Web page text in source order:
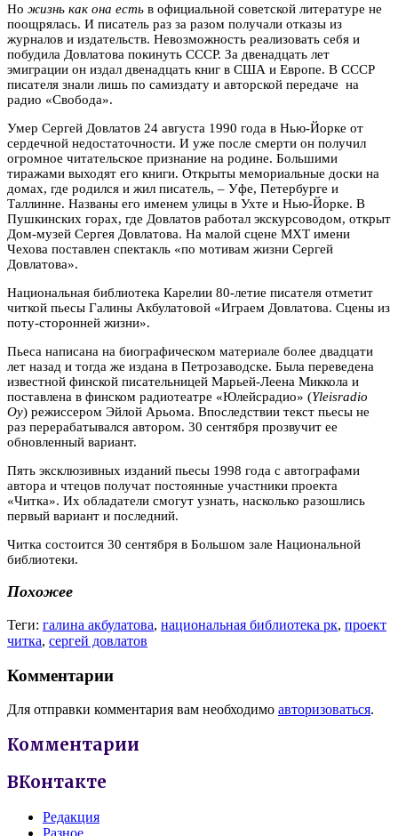
Но жизнь как она есть в официальной советской литературе не
поощрялась. И писатель раз за разом получали отказы из
журналов и издательств. Невозможность реализовать себя и
побудила Довлатова покинуть СССР. За двенадцать лет
эмиграции он издал двенадцать книг в США и Европе. В СССР
писателя знали лишь по самиздату и авторской передаче на
радио «Свобода».
Умер Сергей Довлатов 24 августа 1990 года в Нью-Йорке от
сердечной недостаточности. И уже после смерти он получил
огромное читательское признание на родине. Большими
тиражами выходят его книги. Открыты мемориальные доски на
домах, где родился и жил писатель, – Уфе, Петербурге и
Таллинне. Названы его именем улицы в Ухте и Нью-Йорке. В
Пушкинских горах, где Довлатов работал экскурсоводом, открыт
Дом-музей Сергея Довлатова. На малой сцене МХТ имени
Чехова поставлен спектакль «по мотивам жизни Сергей
Довлатова».
Национальная библиотека Карелии 80-летие писателя отметит
читкой пьесы Галины Акбулатовой «Играем Довлатова. Сцены из
поту-сторонней жизни».
Пьеса написана на биографическом материале более двадцати
лет назад и тогда же издана в Петрозаводске. Была переведена
известной финской писательницей Марьей-Леена Миккола и
поставлена в финском радиотеатре «Юлейсрадио» (Yleisradio
Oy) режиссером Эйлой Арьома. Впоследствии текст пьесы не
раз перерабатывался автором. 30 сентября прозвучит ее
обновленный вариант.
Пять эксклюзивных изданий пьесы 1998 года с автографами
автора и чтецов получат постоянные участники проекта
«Читка». Их обладатели смогут узнать, насколько разошлись
первый вариант и последний.
Читка состоится 30 сентября в Большом зале Национальной
библиотеки.
Похожее
Теги: галина акбулатова, национальная библиотека рк, проект
читка, сергей довлатов
Комментарии
Для отправки комментария вам необходимо авторизоваться.
Комментарии
ВКонтакте
Редакция
Разное